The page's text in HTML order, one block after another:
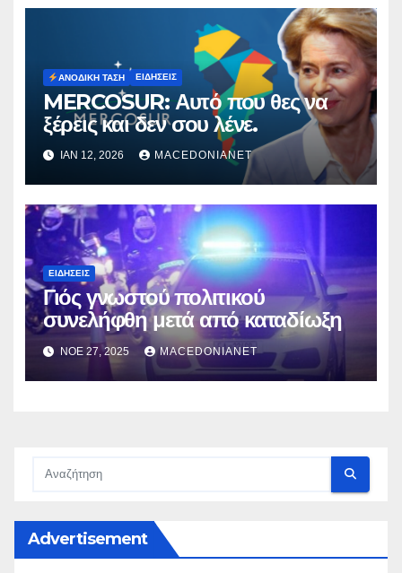
ΑΝΟΔΙΚΉ ΤΆΣΗ ΕΙΔΉΣΕΙΣ
MERCOSUR: Αυτό που θες να
ξέρεις και δεν σου λένε.
ΙΑΝ 12, 2026 MACEDONIANET
ΕΙΔΉΣΕΙΣ
Γιός γνωστού πολιτικού
συνελήφθη μετά από καταδίωξη
ΝΟΈ 27, 2025 MACEDONIANET
Advertisement